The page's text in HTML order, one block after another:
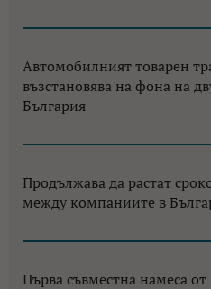
Автомобилният товарен
възстановява на фона на
България
Продължава да растат
между компаниите в
Първа съвместна намеса